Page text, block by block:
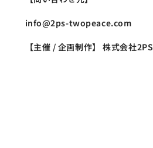
info@2ps-twopeace.com
【主催 / 企画制作】 株式会社2PS